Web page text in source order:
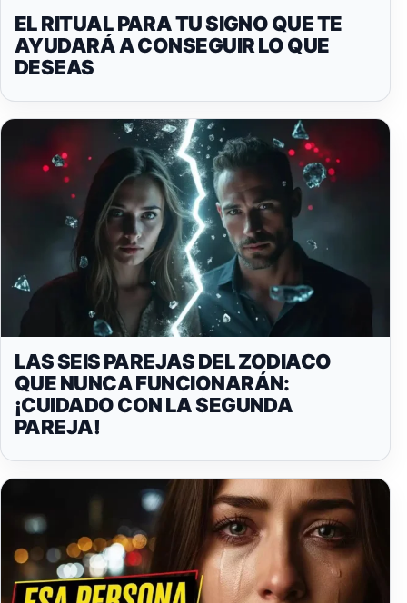
EL RITUAL PARA TU SIGNO QUE TE
AYUDARÁ A CONSEGUIR LO QUE
DESEAS
LAS SEIS PAREJAS DEL ZODIACO
QUE NUNCA FUNCIONARÁN:
¡CUIDADO CON LA SEGUNDA
PAREJA!